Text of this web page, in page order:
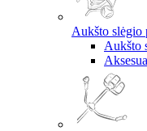
Aukšto slėgio
Aukšto